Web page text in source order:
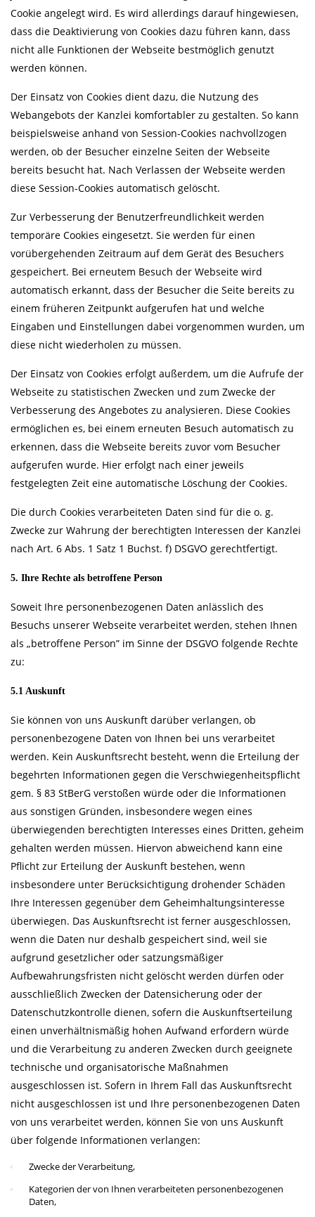
Cookie angelegt wird. Es wird allerdings darauf hingewiesen,
dass die Deaktivierung von Cookies dazu führen kann, dass
nicht alle Funktionen der Webseite bestmöglich genutzt
werden können.
Der Einsatz von Cookies dient dazu, die Nutzung des
Webangebots der Kanzlei komfortabler zu gestalten. So kann
beispielsweise anhand von Session-Cookies nachvollzogen
werden, ob der Besucher einzelne Seiten der Webseite
bereits besucht hat. Nach Verlassen der Webseite werden
diese Session-Cookies automatisch gelöscht.
Zur Verbesserung der Benutzerfreundlichkeit werden
temporäre Cookies eingesetzt. Sie werden für einen
vorübergehenden Zeitraum auf dem Gerät des Besuchers
gespeichert. Bei erneutem Besuch der Webseite wird
automatisch erkannt, dass der Besucher die Seite bereits zu
einem früheren Zeitpunkt aufgerufen hat und welche
Eingaben und Einstellungen dabei vorgenommen wurden, um
diese nicht wiederholen zu müssen.
Der Einsatz von Cookies erfolgt außerdem, um die Aufrufe der
Webseite zu statistischen Zwecken und zum Zwecke der
Verbesserung des Angebotes zu analysieren. Diese Cookies
ermöglichen es, bei einem erneuten Besuch automatisch zu
erkennen, dass die Webseite bereits zuvor vom Besucher
aufgerufen wurde. Hier erfolgt nach einer jeweils
festgelegten Zeit eine automatische Löschung der Cookies.
Die durch Cookies verarbeiteten Daten sind für die o. g.
Zwecke zur Wahrung der berechtigten Interessen der Kanzlei
nach Art. 6 Abs. 1 Satz 1 Buchst. f) DSGVO gerechtfertigt.
5. Ihre Rechte als betroffene Person
Soweit Ihre personenbezogenen Daten anlässlich des
Besuchs unserer Webseite verarbeitet werden, stehen Ihnen
als „betroffene Person” im Sinne der DSGVO folgende Rechte
zu:
5.1 Auskunft
Sie können von uns Auskunft darüber verlangen, ob
personenbezogene Daten von Ihnen bei uns verarbeitet
werden. Kein Auskunftsrecht besteht, wenn die Erteilung der
begehrten Informationen gegen die Verschwiegenheitspflicht
gem. § 83 StBerG verstoßen würde oder die Informationen
aus sonstigen Gründen, insbesondere wegen eines
überwiegenden berechtigten Interesses eines Dritten, geheim
gehalten werden müssen. Hiervon abweichend kann eine
Pflicht zur Erteilung der Auskunft bestehen, wenn
insbesondere unter Berücksichtigung drohender Schäden
Ihre Interessen gegenüber dem Geheimhaltungsinteresse
überwiegen. Das Auskunftsrecht ist ferner ausgeschlossen,
wenn die Daten nur deshalb gespeichert sind, weil sie
aufgrund gesetzlicher oder satzungsmäßiger
Aufbewahrungsfristen nicht gelöscht werden dürfen oder
ausschließlich Zwecken der Datensicherung oder der
Datenschutzkontrolle dienen, sofern die Auskunftserteilung
einen unverhältnismäßig hohen Aufwand erfordern würde
und die Verarbeitung zu anderen Zwecken durch geeignete
technische und organisatorische Maßnahmen
ausgeschlossen ist. Sofern in Ihrem Fall das Auskunftsrecht
nicht ausgeschlossen ist und Ihre personenbezogenen Daten
von uns verarbeitet werden, können Sie von uns Auskunft
über folgende Informationen verlangen:
Zwecke der Verarbeitung,
Kategorien der von Ihnen verarbeiteten personenbezogenen
Daten,